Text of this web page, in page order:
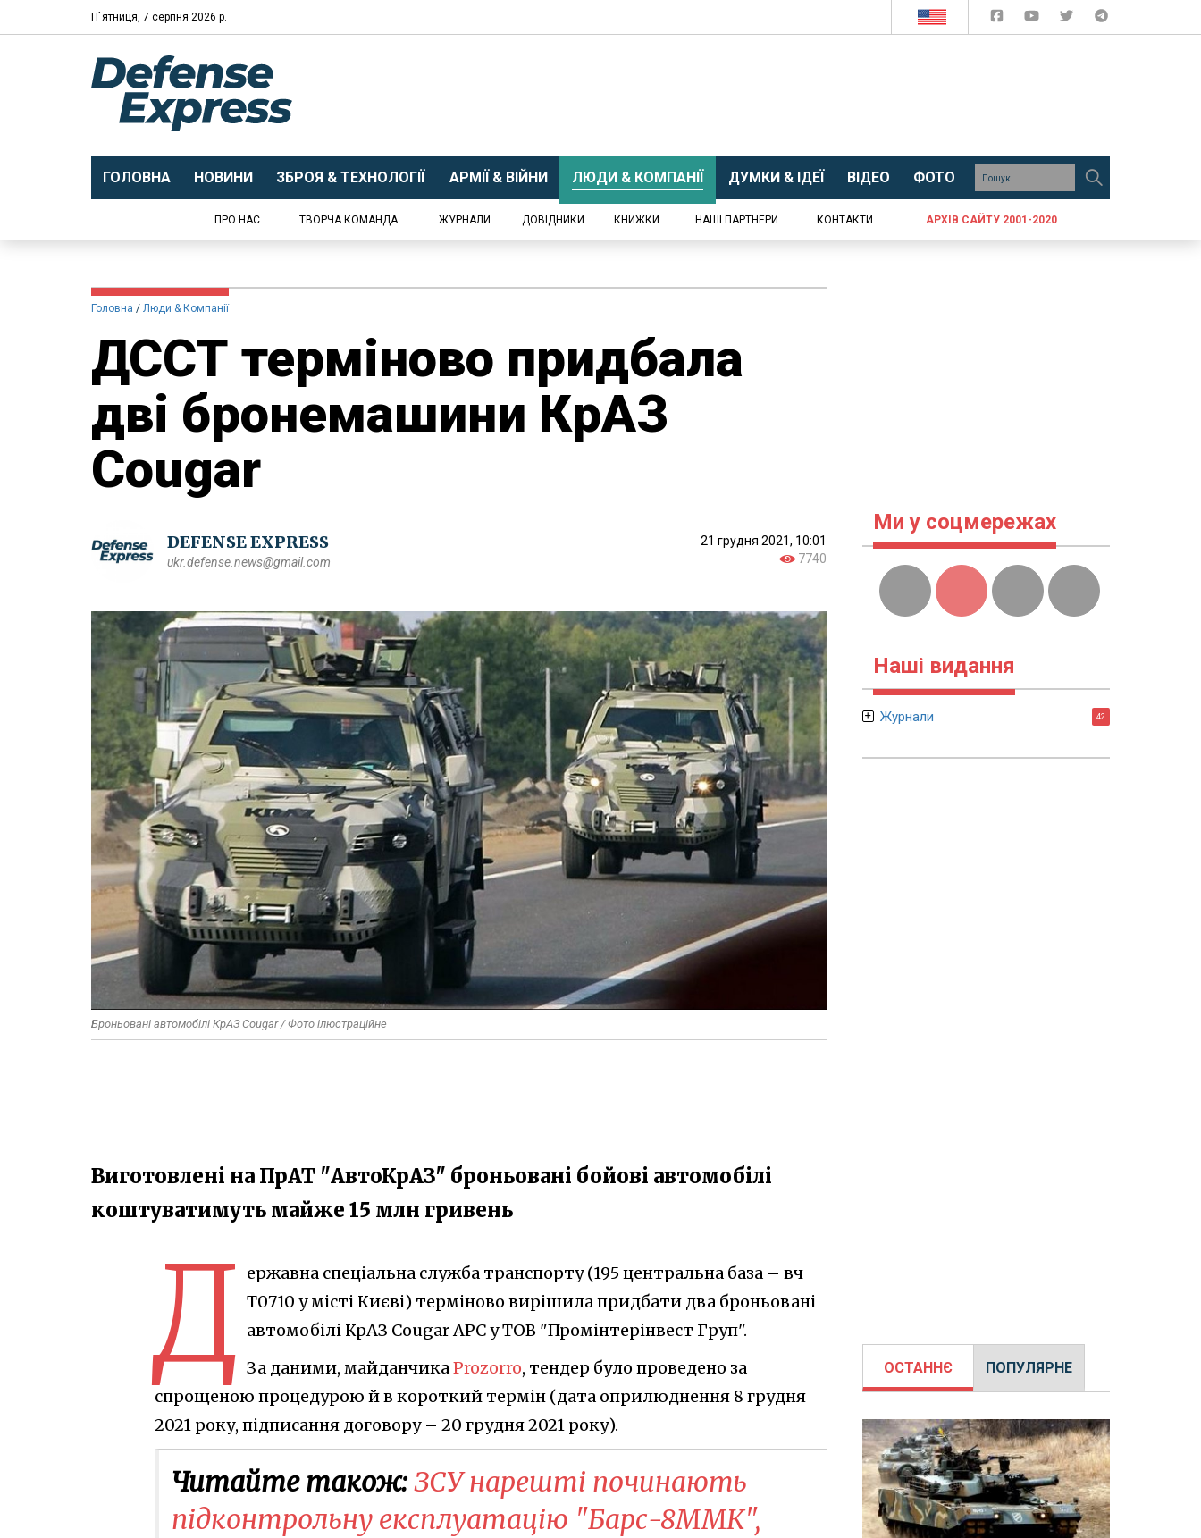
П`ятниця, 7 серпня 2026 р.
ГОЛОВНА НОВИНИ ЗБРОЯ & ТЕХНОЛОГІЇ АРМІЇ & ВІЙНИ ЛЮДИ & КОМПАНІЇ ДУМКИ & ІДЕЇ ВІДЕО ФОТО
ПРО НАС ТВОРЧА КОМАНДА ЖУРНАЛИ ДОВІДНИКИ КНИЖКИ НАШІ ПАРТНЕРИ КОНТАКТИ АРХІВ САЙТУ 2001-2020
Головна Люди & Компанії
ДССТ терміново придбала
дві бронемашини КрАЗ
Cougar
DEFENSE EXPRESS
ukr.defense.news@gmail.com
21 грудня 2021, 10:01
7740
Броньовані автомобілі КрАЗ Cougar / Фото ілюстраційне
Виготовлені на ПрАТ "АвтоКрАЗ" броньовані бойові автомобілі
коштуватимуть майже 15 млн гривень
Д ержавна спеціальна служба транспорту (195 центральна база – вч
Т0710 у місті Києві) терміново вирішила придбати два броньовані
автомобілі КрАЗ Cougar APC у ТОВ "Промінтерінвест Груп".
За даними, майданчика Prozorro, тендер було проведено за
спрощеною процедурою й в короткий термін (дата оприлюднення 8 грудня
2021 року, підписання договору – 20 грудня 2021 року).
Читайте також:ЗСУ нарешті починають
підконтрольну експлуатацію "Барс-8ММК",
Ми у соцмережах
Наші видання
Журнали 42
ОСТАННЄ ПОПУЛЯРНЕ